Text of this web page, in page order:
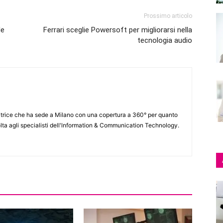
Prossimo articolo
Ferrari sceglie Powersoft per migliorarsi nella
tecnologia audio
che ha sede a Milano con una copertura a 360° per quanto
agli specialisti dell'lnformation & Communication Technology.